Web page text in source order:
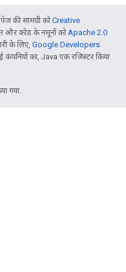
की सामग्री कोCreative
और कोड के नमूनों कोApache 2.0
के लिए, Google Developers
का, Java एक रजिस्टर किया
गया.